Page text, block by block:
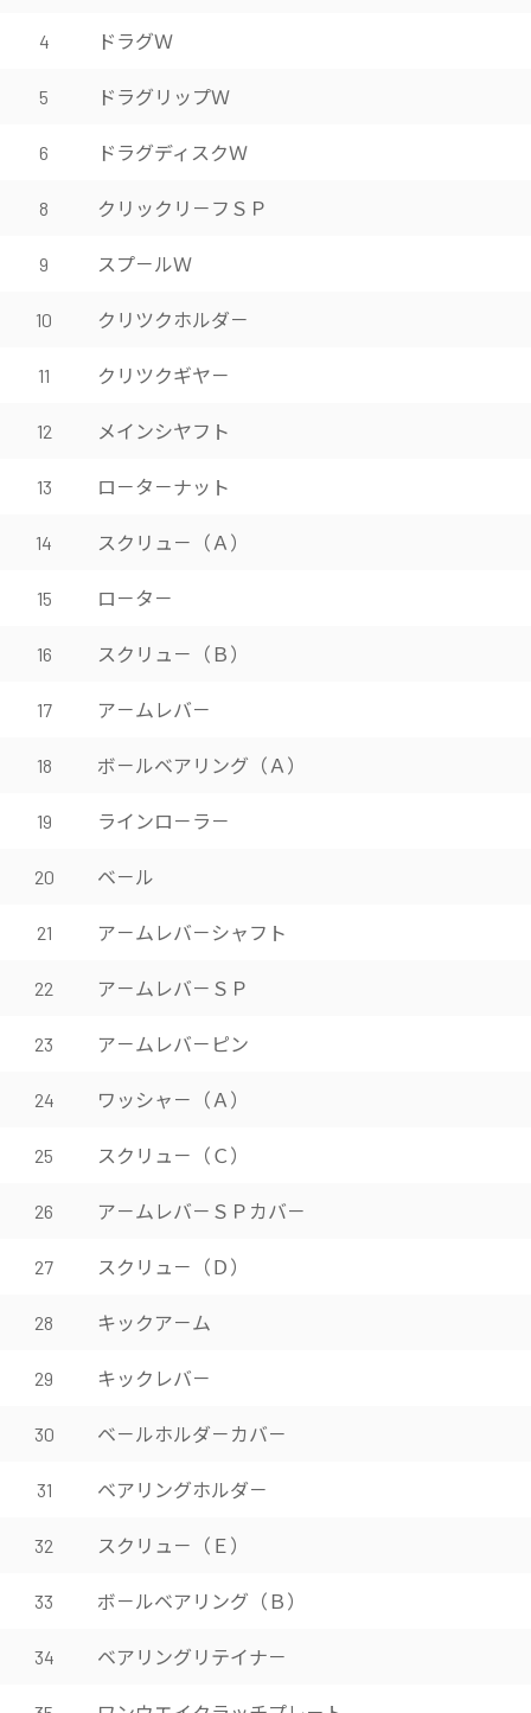
4 ドラグＷ
5 ドラグリップＷ
6 ドラグディスクＷ
8 クリックリ－フＳＰ
9 スプ－ルＷ
10 クリツクホルダ－
11 クリツクギヤ－
12 メインシヤフト
13 ロ－タ－ナット
14 スクリュ－（Ａ）
15 ロ－タ－
16 スクリュ－（Ｂ）
17 ア－ムレバ－
18 ボ－ルベアリング（Ａ）
19 ラインロ－ラ－
20 ベ－ル
21 ア－ムレバ－シャフト
22 ア－ムレバ－ＳＰ
23 ア－ムレバ－ピン
24 ワッシャ－（Ａ）
25 スクリュ－（Ｃ）
26 ア－ムレバ－ＳＰカバ－
27 スクリュ－（Ｄ）
28 キックア－ム
29 キックレバ－
30 ベ－ルホルダ－カバ－
31 ベアリングホルダ－
32 スクリュ－（Ｅ）
33 ボ－ルベアリング（Ｂ）
34 ベアリングリテイナ－